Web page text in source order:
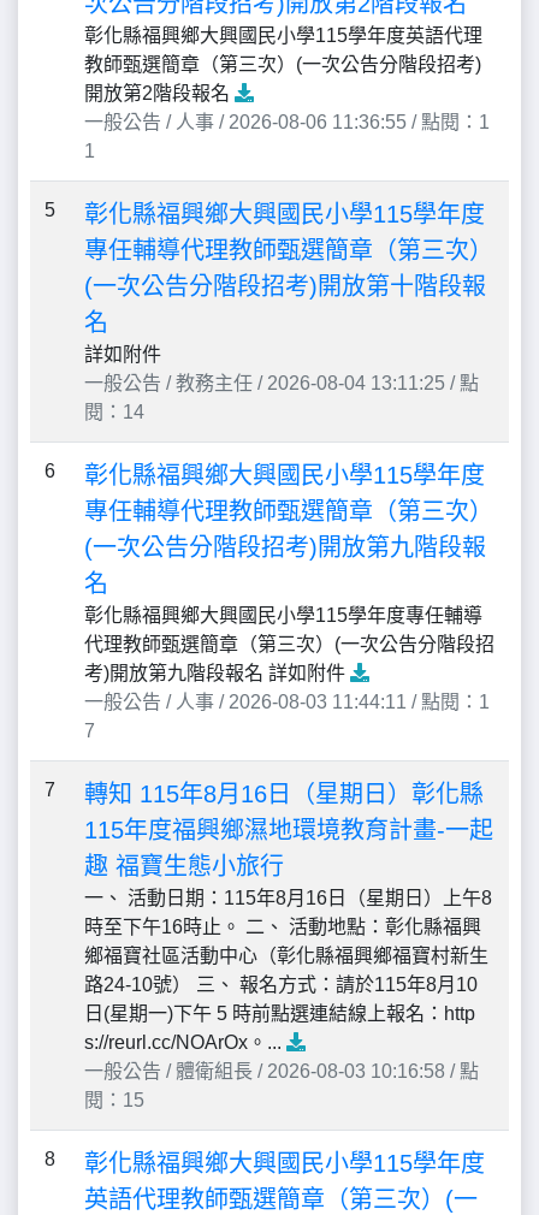
彰化縣福興鄉大興國民小學115學年度英語代理
教師甄選簡章（第三次）(一次公告分階段招考)
開放第2階段報名
一般公告 / 人事 / 2026-08-06 11:36:55 / 點閱：1
1
5
彰化縣福興鄉大興國民小學115學年度
專任輔導代理教師甄選簡章（第三次）
(一次公告分階段招考)開放第十階段報
名
詳如附件
一般公告 / 教務主任 / 2026-08-04 13:11:25 / 點
閱：14
6
彰化縣福興鄉大興國民小學115學年度
專任輔導代理教師甄選簡章（第三次）
(一次公告分階段招考)開放第九階段報
名
彰化縣福興鄉大興國民小學115學年度專任輔導
代理教師甄選簡章（第三次）(一次公告分階段招
考)開放第九階段報名 詳如附件
一般公告 / 人事 / 2026-08-03 11:44:11 / 點閱：1
7
7
轉知 115年8月16日（星期日）彰化縣
115年度福興鄉濕地環境教育計畫-一起
趣 福寶生態小旅行
一、 活動日期：115年8月16日（星期日）上午8
時至下午16時止。 二、 活動地點：彰化縣福興
鄉福寶社區活動中心（彰化縣福興鄉福寶村新生
路24-10號） 三、 報名方式：請於115年8月10
日(星期一)下午 5 時前點選連結線上報名：http
s://reurl.cc/NOArOx。...
一般公告 / 體衛組長 / 2026-08-03 10:16:58 / 點
閱：15
8
彰化縣福興鄉大興國民小學115學年度
英語代理教師甄選簡章（第三次）(一